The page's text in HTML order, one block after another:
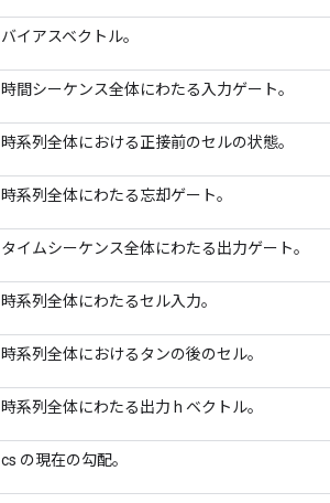
バイアスベクトル。
時間シーケンス全体にわたる入力ゲート。
時系列全体における正接前のセルの状態。
時系列全体にわたる忘却ゲート。
タイムシーケンス全体にわたる出力ゲート。
時系列全体にわたるセル入力。
時系列全体におけるタンの後のセル。
時系列全体にわたる出力 h ベクトル。
cs の現在の勾配。